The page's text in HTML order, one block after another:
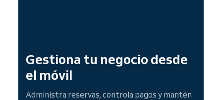
Gestiona tu negocio desde
el móvil
Administra reservas, controla pagos y mantén